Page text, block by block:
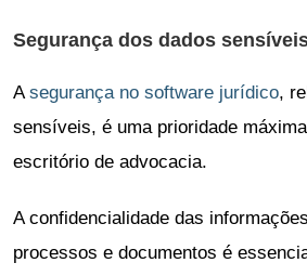
Segurança dos dados
Asegurança no software jurídico,
sensíveis, é uma prioridade
escritório de advocacia.
A confidencialidade das
processos e documentos é